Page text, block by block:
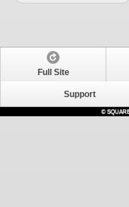
Full Site
Support
©